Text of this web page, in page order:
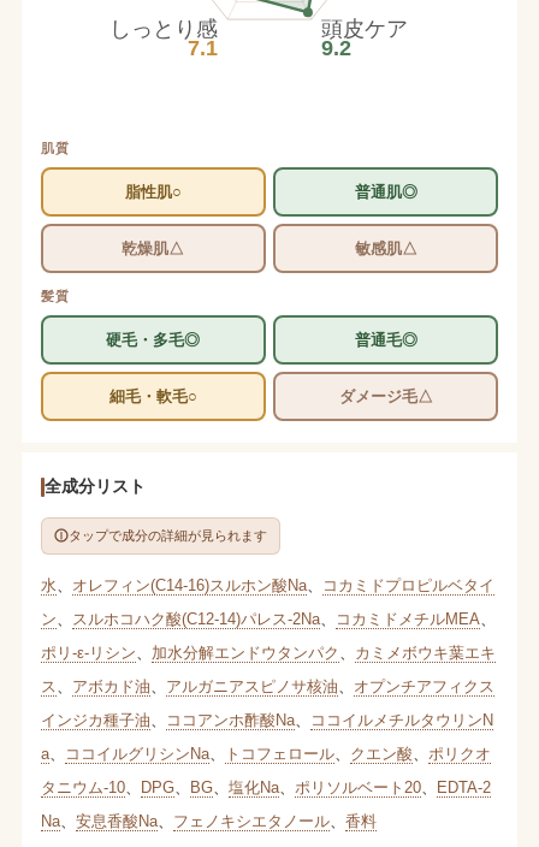
頭皮ケア
9.2
しっとり感
7.1
肌質
脂性肌○ 普通肌◎
乾燥肌△ 敏感肌△
髪質
硬毛・多毛◎ 普通毛◎
細毛・軟毛○ ダメージ毛△
全成分リスト
タップで成分の詳細が見られます
水 オレフィン(C14-16)スルホン酸Na、
コカミドプロピルベタイ
ン
スルホコハク酸(C12-14)パレス-2Na、 コカミドメチルMEA
ポリ-ε-リシン
加水分解エンドウタンパク
カミメボウキ葉エキ
ス
アボカド油 アルガニアスピノサ核油
オプンチアフィクス
インジカ種子油
ココアンホ酢酸Na、
ココイルメチルタウリンN
a、 ココイルグリシンNa、 トコフェロール、 クエン酸
ポリクオ
タニウム-10、 DPG、 BG、 塩化Na、 ポリソルベート20、 EDTA-2
Na、 安息香酸Na、 フェノキシエタノール、 香料